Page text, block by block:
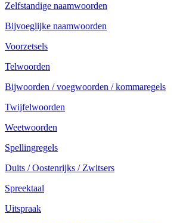
Zelfstandige naamwoorden
Bijvoeglijke naamwoorden
Voorzetsels
Telwoorden
Bijwoorden / voegwoorden / kommaregels
Twijfelwoorden
Weetwoorden
Spellingregels
Duits / Oostenrijks / Zwitsers
Spreektaal
Uitspraak